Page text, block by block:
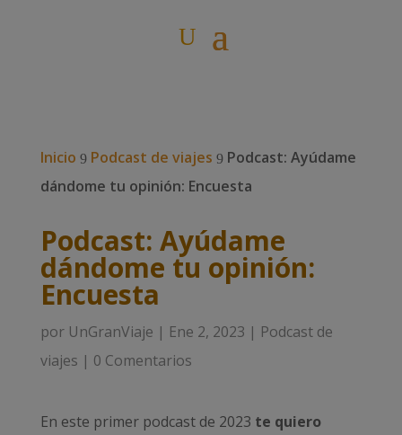
Inicio 9 Podcast de viajes 9 Podcast: Ayúdame
dándome tu opinión: Encuesta
Podcast: Ayúdame
dándome tu opinión:
Encuesta
por UnGranViaje | Ene 2, 2023 | Podcast de
viajes | 0 Comentarios
En este primer podcast de 2023 te quiero